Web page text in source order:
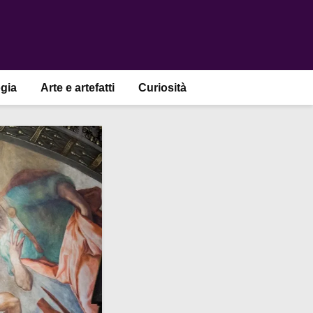
Arte e artefatti Curiosità